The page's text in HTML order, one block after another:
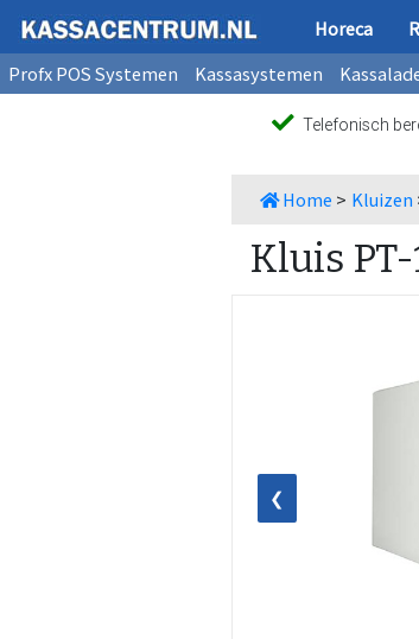
Horeca
Profx POS Systemen
Kassasystemen
Telefonisch
Home > Kluizen
Kluis PT-
❮